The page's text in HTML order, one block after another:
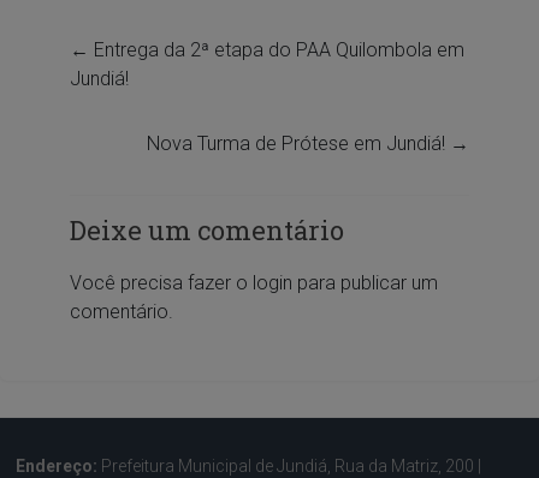
← Entrega da 2ª etapa do PAA Quilombola em
Jundiá!
Nova Turma de Prótese em Jundiá! →
Deixe um comentário
Você precisa fazer o login para publicar um
comentário.
Endereço: Prefeitura Municipal de Jundiá, Rua da Matriz, 200 |